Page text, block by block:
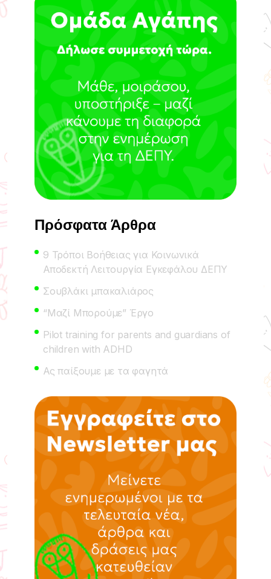
Πρόσφατα Άρθρα
9 Τρόποι Βοήθειας για Κοινωνικά
Αποδεκτή Λειτουργία Εγκεφάλου ΔΕΠΥ
Σουβλάκι μπακαλιάρος
“Μαζί Μπορούμε” Έργο
Pilot training for parents and guardians of
children with ADHD
Ας παίξουμε με τα φαγητά